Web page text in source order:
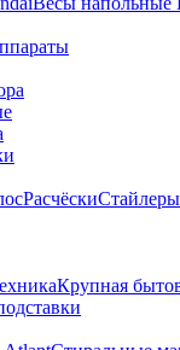
РасчёскиСтайлеры
Крупная